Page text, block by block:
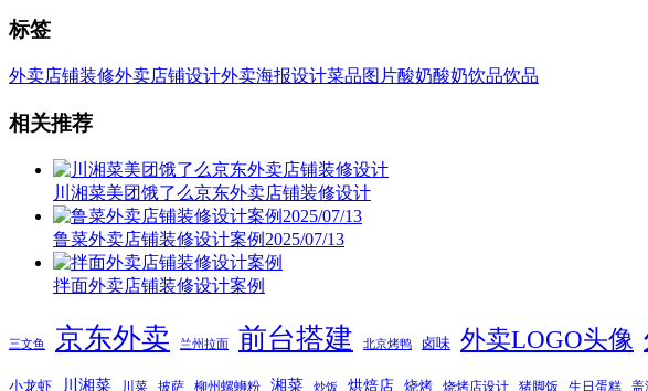
标签
外卖店铺装修外卖店铺设计外卖海报设计菜品图片酸奶酸奶饮品饮品
相关推荐
川湘菜美团饿了么京东外卖店铺装修设计
鲁菜外卖店铺装修设计案例2025/07/13
拌面外卖店铺装修设计案例
三文鱼 京东外卖 兰州拉面 前台搭建 北京烤鸭 卤味 外卖LOGO头像
小龙虾 川湘菜 川菜 披萨 柳州螺蛳粉 湘菜 炒饭 烘焙店 烧烤 烧烤店设计 猪脚饭 生日蛋糕 盖